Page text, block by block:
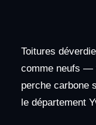
Toitures
comme neufs —
perche carbone
le département